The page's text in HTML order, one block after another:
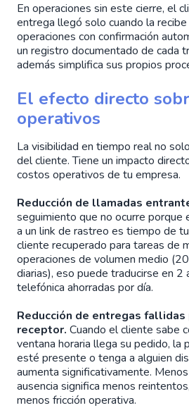
En operaciones sin este cierre, el
entrega llegó solo cuando la
operaciones con confirmación
un registro documentado de cada
además simplifica sus propios
El efecto directo
operativos
La visibilidad en tiempo real no
del cliente. Tiene un impacto
costos operativos de tu empresa.
Reducción de llamadas
seguimiento que no ocurre porque
a un link de rastreo es tiempo de
cliente recuperado para tareas de
operaciones de volumen medio
diarias), eso puede traducirse en 2
telefónica ahorradas por día.
Reducción de entregas fallidas
receptor. Cuando el cliente sabe
ventana horaria llega su pedido, la
esté presente o tenga a alguien
aumenta significativamente.
ausencia significa menos
menos fricción operativa.